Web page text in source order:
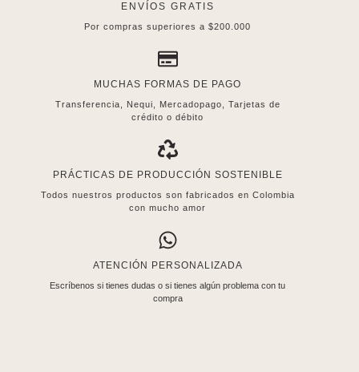
ENVÍOS GRATIS
Por compras superiores a $200.000
MUCHAS FORMAS DE PAGO
Transferencia, Nequi, Mercadopago, Tarjetas de
crédito o débito
PRÁCTICAS DE PRODUCCIÓN SOSTENIBLE
Todos nuestros productos son fabricados en Colombia
con mucho amor
ATENCIÓN PERSONALIZADA
Escríbenos si tienes dudas o si tienes algún problema con tu
compra